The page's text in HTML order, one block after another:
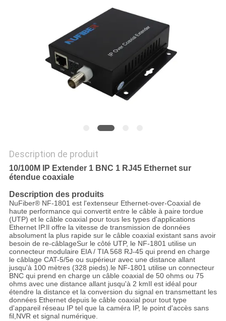
POLITIQUE
Description de produit
10/100M IP Extender 1 BNC 1 RJ45 Ethernet sur
étendue coaxiale
Description des produits
NuFiber® NF-1801 est l'extenseur Ethernet-over-Coaxial de
haute performance qui convertit entre le câble à paire tordue
(UTP) et le câble coaxial pour tous les types d'applications
Ethernet IP.Il offre la vitesse de transmission de données
absolument la plus rapide sur le câble coaxial existant sans avoir
besoin de re-câblageSur le côté UTP, le NF-1801 utilise un
connecteur modulaire EIA / TIA 568 RJ-45 qui prend en charge
le câblage CAT-5/5e ou supérieur avec une distance allant
jusqu'à 100 mètres (328 pieds).le NF-1801 utilise un connecteur
BNC qui prend en charge un câble coaxial de 50 ohms ou 75
ohms avec une distance allant jusqu'à 2 kmIl est idéal pour
étendre la distance et la conversion du signal en transmettant les
données Ethernet depuis le câble coaxial pour tout type
d'appareil réseau IP tel que la caméra IP, le point d'accès sans
fil,NVR et signal numérique.